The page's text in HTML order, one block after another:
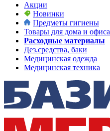
Акции
Новинки
Предметы гигиены
Товары для дома и офиса
Расходные материалы
Дез.средства, баки
Медицинская одежда
Медицинская техника